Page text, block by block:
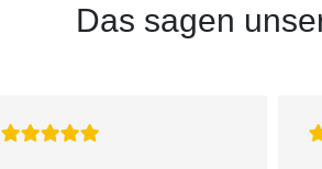
Das sagen